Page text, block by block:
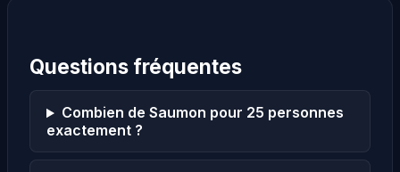
Questions fréquentes
Combien de Saumon pour 25 personnes
exactement ?